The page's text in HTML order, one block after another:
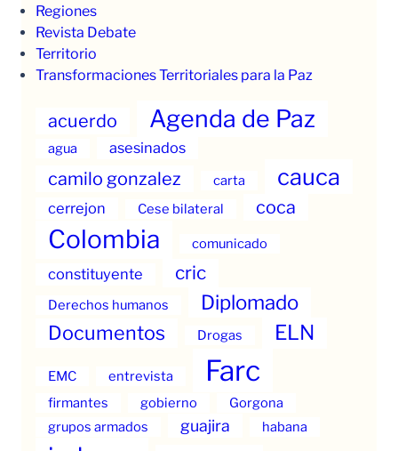
Regiones
Revista Debate
Territorio
Transformaciones Territoriales para la Paz
acuerdo Agenda de Paz
agua asesinados
camilo gonzalez carta cauca
cerrejon Cese bilateral coca
Colombia comunicado
constituyente cric
Derechos humanos Diplomado
Documentos Drogas ELN
EMC entrevista Farc
firmantes gobierno
Gorgona
grupos armados
guajira habana